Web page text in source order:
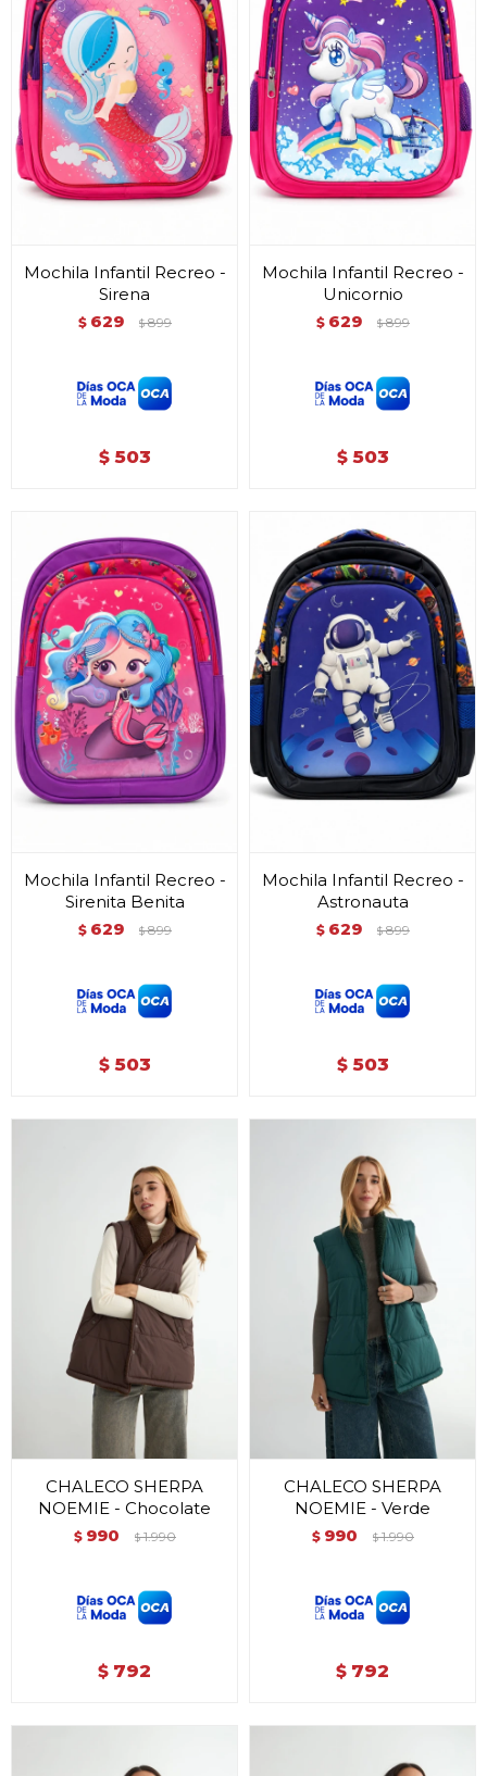
Mochila Infantil Recreo -
Sirena
$ 629 $ 899
$ 503
Mochila Infantil Recreo -
Unicornio
$ 629 $ 899
$ 503
Mochila Infantil Recreo -
Sirenita Benita
$ 629 $ 899
$ 503
Mochila Infantil Recreo -
Astronauta
$ 629 $ 899
$ 503
CHALECO SHERPA
NOEMIE - Chocolate
$ 990 $ 1.990
$ 792
CHALECO SHERPA
NOEMIE - Verde
$ 990 $ 1.990
$ 792